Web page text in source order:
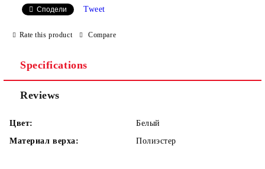
Сподели Tweet
Rate this product Compare
Specifications
Reviews
Цвет:
Белый
Материал верха:
Полиэстер